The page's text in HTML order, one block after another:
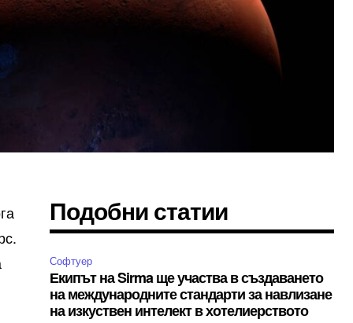
Подобни статии
Софтуер
Екипът на Sirma ще участва в създаването
на международните стандарти за навлизане
на изкуствен интелект в хотелиерството